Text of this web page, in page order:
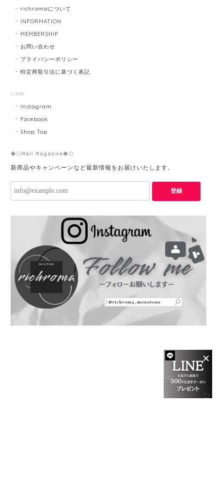
✕
richromaについて
INFORMATION
MEMBERSHIP
お問い合わせ
プライバシーポリシー
特定商取引法に基づく表記
LINK
Instagram
Facebook
Shop Top
◆◇Mail Magazine◆◇
新商品やキャンペーンなど最新情報をお届けいたします。
登録